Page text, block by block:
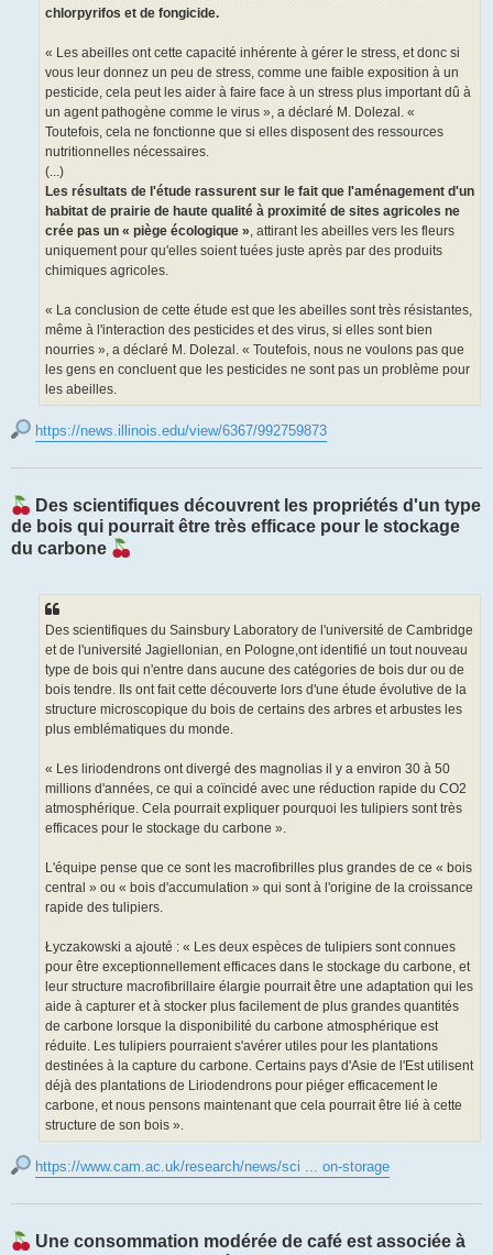
chlorpyrifos et de fongicide.
« Les abeilles ont cette capacité inhérente à gérer le stress, et donc si
vous leur donnez un peu de stress, comme une faible exposition à un
pesticide, cela peut les aider à faire face à un stress plus important dû à
un agent pathogène comme le virus », a déclaré M. Dolezal. «
Toutefois, cela ne fonctionne que si elles disposent des ressources
nutritionnelles nécessaires.
(...)
Les résultats de l'étude rassurent sur le fait que l'aménagement d'un
habitat de prairie de haute qualité à proximité de sites agricoles ne
crée pas un « piège écologique », attirant les abeilles vers les fleurs
uniquement pour qu'elles soient tuées juste après par des produits
chimiques agricoles.
« La conclusion de cette étude est que les abeilles sont très résistantes,
même à l'interaction des pesticides et des virus, si elles sont bien
nourries », a déclaré M. Dolezal. « Toutefois, nous ne voulons pas que
les gens en concluent que les pesticides ne sont pas un problème pour
les abeilles.
https://news.illinois.edu/view/6367/992759873
Des scientifiques découvrent les propriétés d'un type
de bois qui pourrait être très efficace pour le stockage
du carbone
Des scientifiques du Sainsbury Laboratory de l'université de Cambridge
et de l'université Jagiellonian, en Pologne,ont identifié un tout nouveau
type de bois qui n'entre dans aucune des catégories de bois dur ou de
bois tendre. Ils ont fait cette découverte lors d'une étude évolutive de la
structure microscopique du bois de certains des arbres et arbustes les
plus emblématiques du monde.
« Les liriodendrons ont divergé des magnolias il y a environ 30 à 50
millions d'années, ce qui a coïncidé avec une réduction rapide du CO2
atmosphérique. Cela pourrait expliquer pourquoi les tulipiers sont très
efficaces pour le stockage du carbone ».
L'équipe pense que ce sont les macrofibrilles plus grandes de ce « bois
central » ou « bois d'accumulation » qui sont à l'origine de la croissance
rapide des tulipiers.
Łyczakowski a ajouté : « Les deux espèces de tulipiers sont connues
pour être exceptionnellement efficaces dans le stockage du carbone, et
leur structure macrofibrillaire élargie pourrait être une adaptation qui les
aide à capturer et à stocker plus facilement de plus grandes quantités
de carbone lorsque la disponibilité du carbone atmosphérique est
réduite. Les tulipiers pourraient s'avérer utiles pour les plantations
destinées à la capture du carbone. Certains pays d'Asie de l'Est utilisent
déjà des plantations de Liriodendrons pour piéger efficacement le
carbone, et nous pensons maintenant que cela pourrait être lié à cette
structure de son bois ».
https://www.cam.ac.uk/research/news/sci ... on-storage
Une consommation modérée de café est associée à